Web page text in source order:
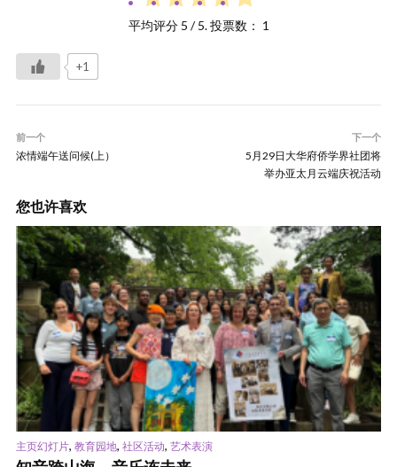
平均评分 5 / 5. 投票数： 1
+1
前一个
浓情端午送问候(上）
下一个
5月29日大华府侨学界社团将
举办亚太月云端庆祝活动
您也许喜欢
主页幻灯片, 教育园地, 社区活动, 艺术表演